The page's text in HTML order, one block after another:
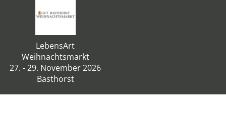
LebensArt
Weihnachtsmarkt
27. - 29. November 2026
Basthorst